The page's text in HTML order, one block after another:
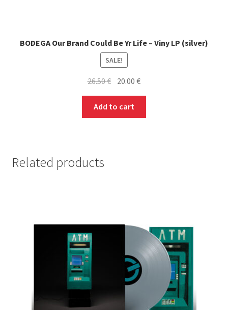
BODEGA Our Brand Could Be Yr Life – Viny LP (silver)
SALE!
26.50€ Original
was:
26.50 €.
20.00€Current
20.00 €.
Add to cart
Related products